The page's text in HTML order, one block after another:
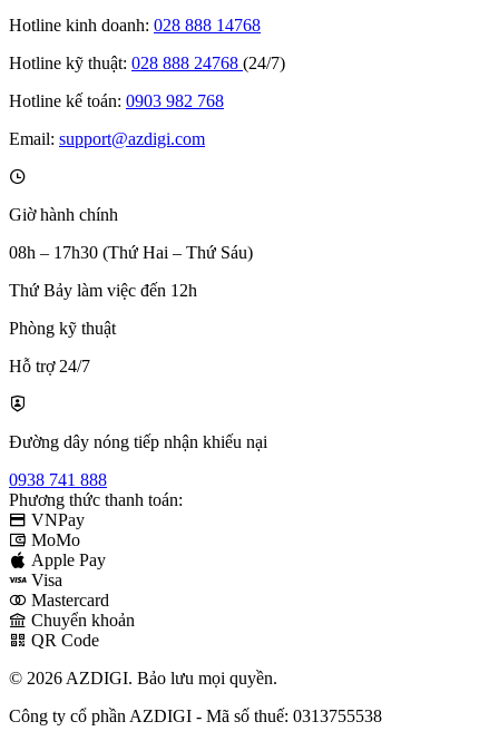
Hotline kinh doanh: 028 888 14768
Hotline kỹ thuật: 028 888 24768 (24/7)
Hotline kế toán: 0903 982 768
Email: support@azdigi.com
Giờ hành chính
08h – 17h30 (Thứ Hai – Thứ Sáu)
Thứ Bảy làm việc đến 12h
Phòng kỹ thuật
Hỗ trợ 24/7
Đường dây nóng tiếp nhận khiếu nại
0938 741 888
Phương thức thanh toán:
VNPay
MoMo
Apple Pay
Visa
Mastercard
Chuyển khoản
QR Code
© 2026 AZDIGI. Bảo lưu mọi quyền.
Công ty cổ phần AZDIGI - Mã số thuế: 0313755538